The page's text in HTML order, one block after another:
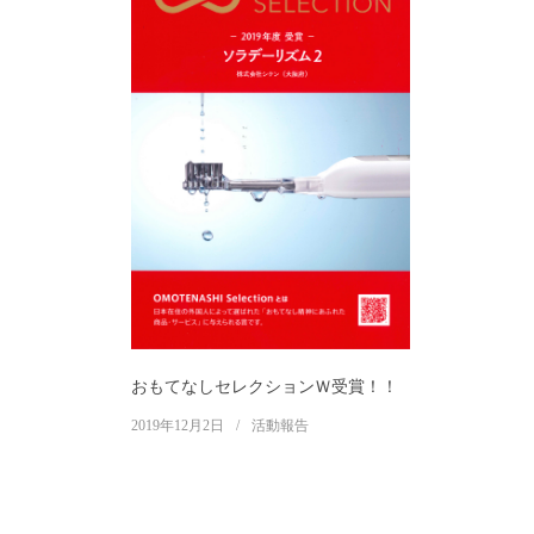
おもてなしセレクションＷ受賞！！
2019年12月2日 活動報告